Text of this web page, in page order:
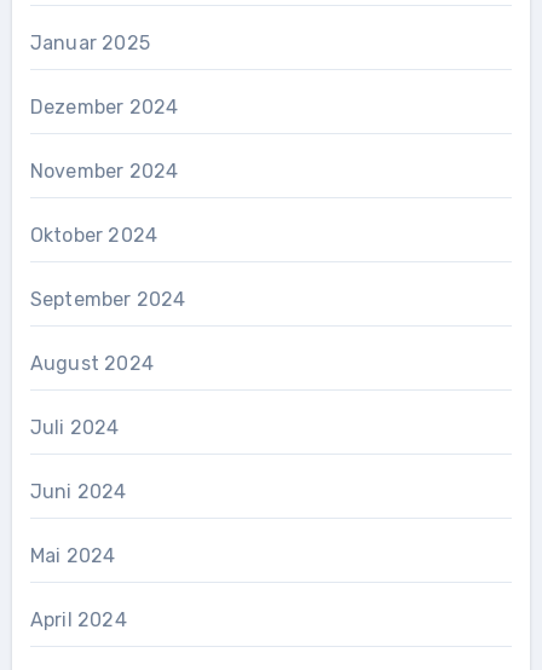
Januar 2025
Dezember 2024
November 2024
Oktober 2024
September 2024
August 2024
Juli 2024
Juni 2024
Mai 2024
April 2024